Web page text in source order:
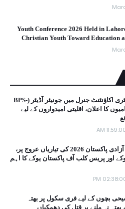
Youth Conference 2026 Held in
Christian Youth Toward Education
آفس آف دی ملٹری اکاؤنٹنٹ جنرل میں جونیئر آڈیٹر (BPS-
274 آسامیوں کا اعلان، اقلیتی امیدواروں کے لیے
انگلینڈ میں یومِ آزادی پاکستان 2026 کی تیاریاں عروج پر،
اور پریس کلب آف پاکستان یوکے کا اہم
بچوں کے لیے فری سکول پر بھتہ
بھتہ نہ ملنے پر قتل کی دھمکیاں